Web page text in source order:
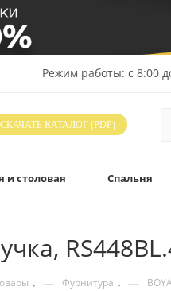
Режим работы: с 8:00
СКАЧАТЬ КАТАЛОГ (PDF)
и столовая Спальня
— Фурнитура —